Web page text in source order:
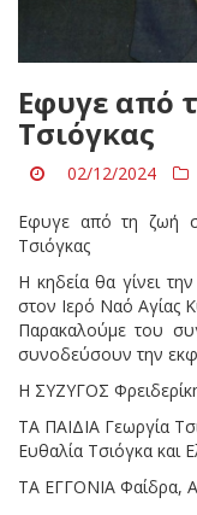
Εφυγε από
Τσιόγκας
02/12/2024
Εφυγε από τη ζωή
Τσιόγκας
H κηδεία θα γίνει
στον Ιερό Ναό Αγίας
Παρακαλούμε του
συνοδεύσουν την
Η ΣΥΖΥΓΟΣ
ΤΑ ΠΑΙΔΙΑ Γεωργία
Ευθαλία Τσιόγκα και
ΤΑ ΕΓΓΟΝΙΑ Φαίδρα,